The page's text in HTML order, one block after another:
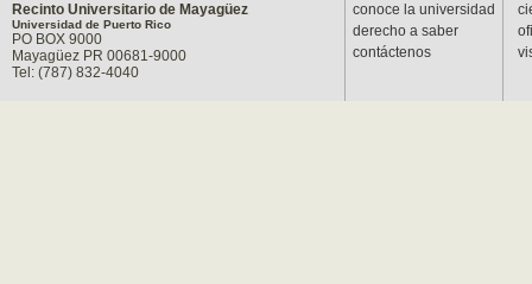
Recinto Universitario de Mayagüez
Universidad de Puerto Rico
PO BOX 9000
Mayagüez PR 00681-9000
Tel: (787) 832-4040
conoce la universidad
derecho a saber
contáctenos